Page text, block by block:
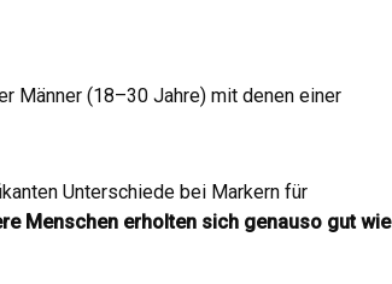
Männer (18–30 Jahre) mit denen einer
Unterschiede bei Markern für
Menschen erholten sich genauso gut wie